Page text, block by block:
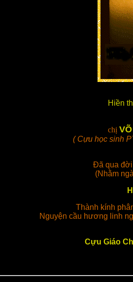
Hiền
chị
( Cựu học sinh
Đã qua đời
(Nhằm
Thành kính
Nguyện cầu hương linh
Cựu Giáo